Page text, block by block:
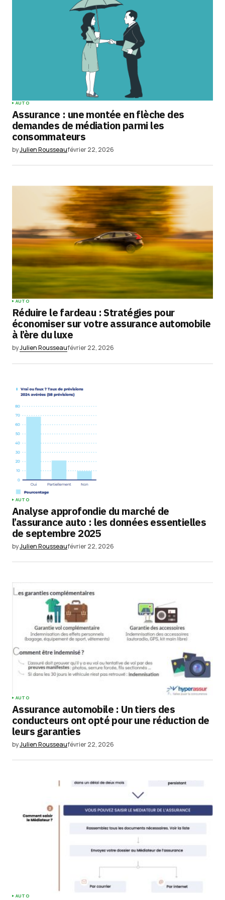
AUTO
Assurance : une montée en flèche des
demandes de médiation parmi les
consommateurs
byJulien Rousseaufévrier 22, 2026
AUTO
Réduire le fardeau : Stratégies pour
économiser sur votre assurance automobile
à l’ère du luxe
byJulien Rousseaufévrier 22, 2026
AUTO
Analyse approfondie du marché de
l’assurance auto : les données essentielles
de septembre 2025
byJulien Rousseaufévrier 22, 2026
AUTO
Assurance automobile : Un tiers des
conducteurs ont opté pour une réduction de
leurs garanties
byJulien Rousseaufévrier 22, 2026
AUTO